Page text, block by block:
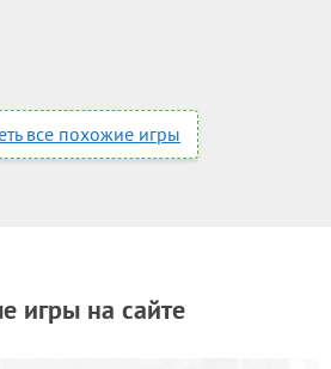
все похожие игры
игры на сайте